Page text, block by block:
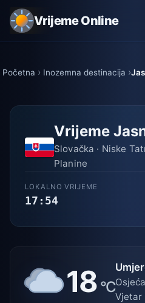
Vrijeme Online
Početna Inozemna destinacija
Vrijeme
Slovačka · Niske
Planine
LOKALNO VRIJEME
17:54
18 °C
Vjetar